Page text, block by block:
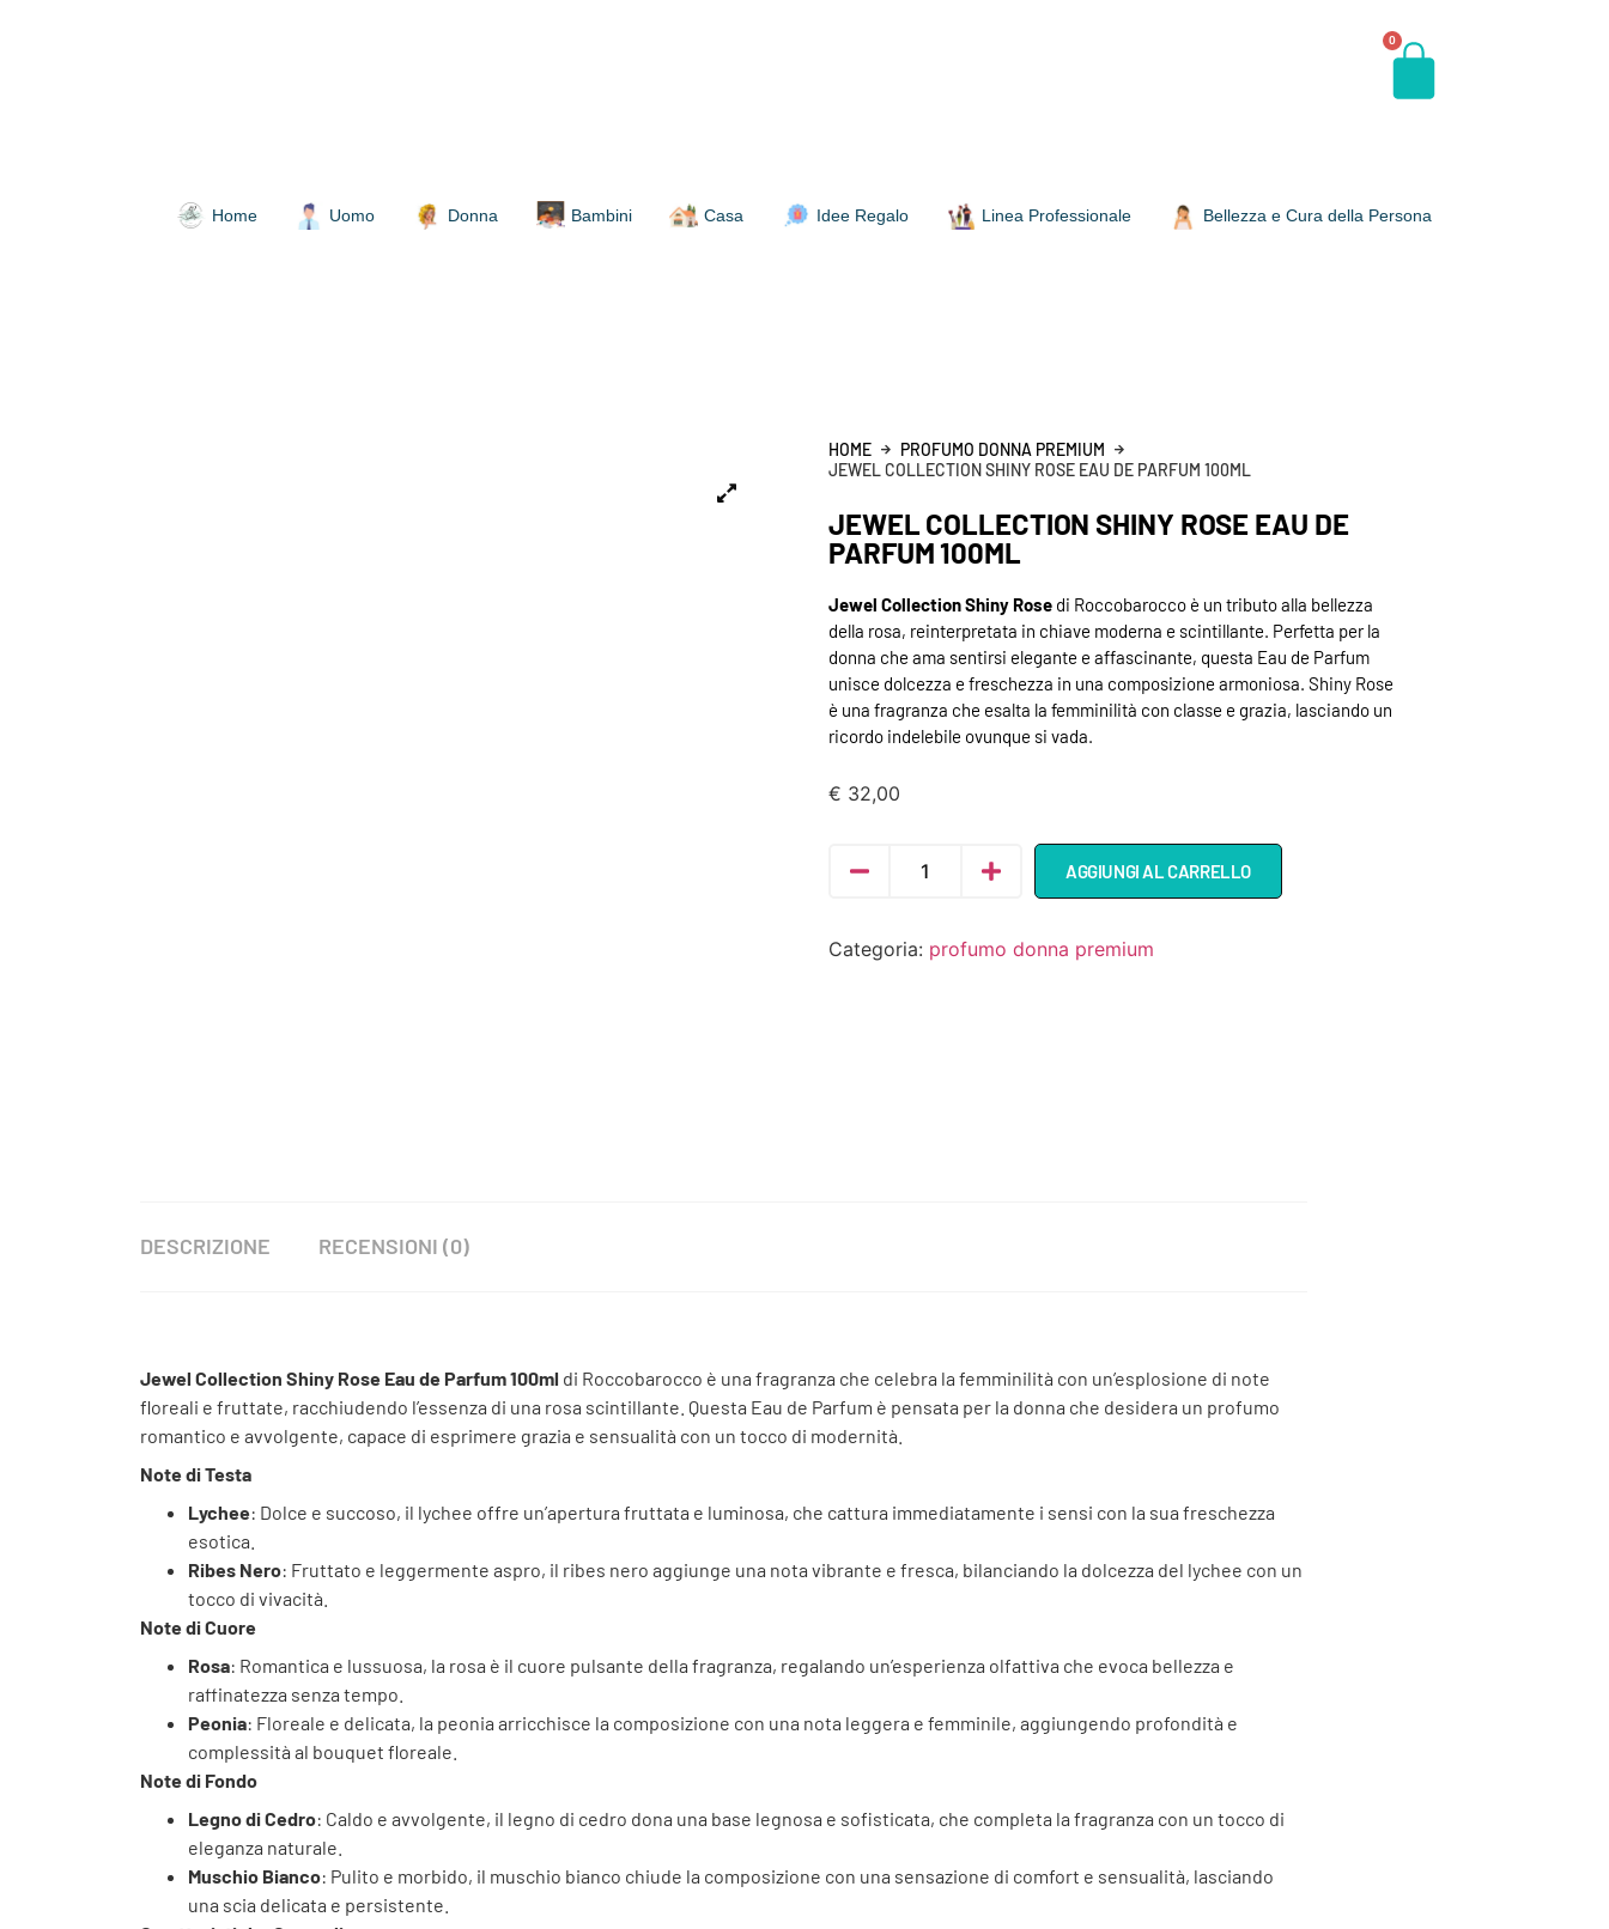
0
Home Uomo Donna Bambini Casa Idee Regalo Linea Professionale Bellezza e Cura della Persona
HOME
PROFUMO DONNA PREMIUM
JEWEL COLLECTION SHINY ROSE EAU DE PARFUM 100ML
JEWEL COLLECTION SHINY ROSE EAU DE
PARFUM 100ML
Jewel Collection Shiny Rose di Roccobarocco è un tributo alla bellezza
della rosa, reinterpretata in chiave moderna e scintillante. Perfetta per la
donna che ama sentirsi elegante e affascinante, questa Eau de Parfum
unisce dolcezza e freschezza in una composizione armoniosa. Shiny Rose
è una fragranza che esalta la femminilità con classe e grazia, lasciando un
ricordo indelebile ovunque si vada.
€ 32,00
AGGIUNGI AL CARRELLO
Categoria: profumo donna premium
DESCRIZIONE RECENSIONI (0)
Jewel Collection Shiny Rose Eau de Parfum 100ml di Roccobarocco è una fragranza che celebra la femminilità con un’esplosione di note
floreali e fruttate, racchiudendo l’essenza di una rosa scintillante. Questa Eau de Parfum è pensata per la donna che desidera un profumo
romantico e avvolgente, capace di esprimere grazia e sensualità con un tocco di modernità.
Note di Testa
Lychee: Dolce e succoso, il lychee offre un’apertura fruttata e luminosa, che cattura immediatamente i sensi con la sua freschezza
esotica.
Ribes Nero: Fruttato e leggermente aspro, il ribes nero aggiunge una nota vibrante e fresca, bilanciando la dolcezza del lychee con un
tocco di vivacità.
Note di Cuore
Rosa: Romantica e lussuosa, la rosa è il cuore pulsante della fragranza, regalando un’esperienza olfattiva che evoca bellezza e
raffinatezza senza tempo.
Peonia: Floreale e delicata, la peonia arricchisce la composizione con una nota leggera e femminile, aggiungendo profondità e
complessità al bouquet floreale.
Note di Fondo
Legno di Cedro: Caldo e avvolgente, il legno di cedro dona una base legnosa e sofisticata, che completa la fragranza con un tocco di
eleganza naturale.
Muschio Bianco: Pulito e morbido, il muschio bianco chiude la composizione con una sensazione di comfort e sensualità, lasciando
una scia delicata e persistente.